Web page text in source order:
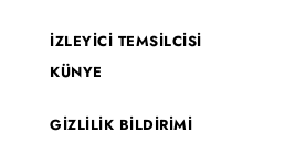
İZLEYİCİ TEMSİLCİSİ
KÜNYE
GİZLİLİK BİLDİRİMİ